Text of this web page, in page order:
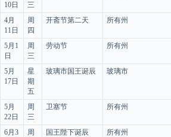
10日
三
4月
11日
周
四
开斋节第二天 所有州
5月1
日
周
三
劳动节 所有州
5月
17日
星
期
五
玻璃市国王诞辰 玻璃市
5月
22日
周
三
卫塞节 所有州
6月3
周
国王陛下诞辰 所有州